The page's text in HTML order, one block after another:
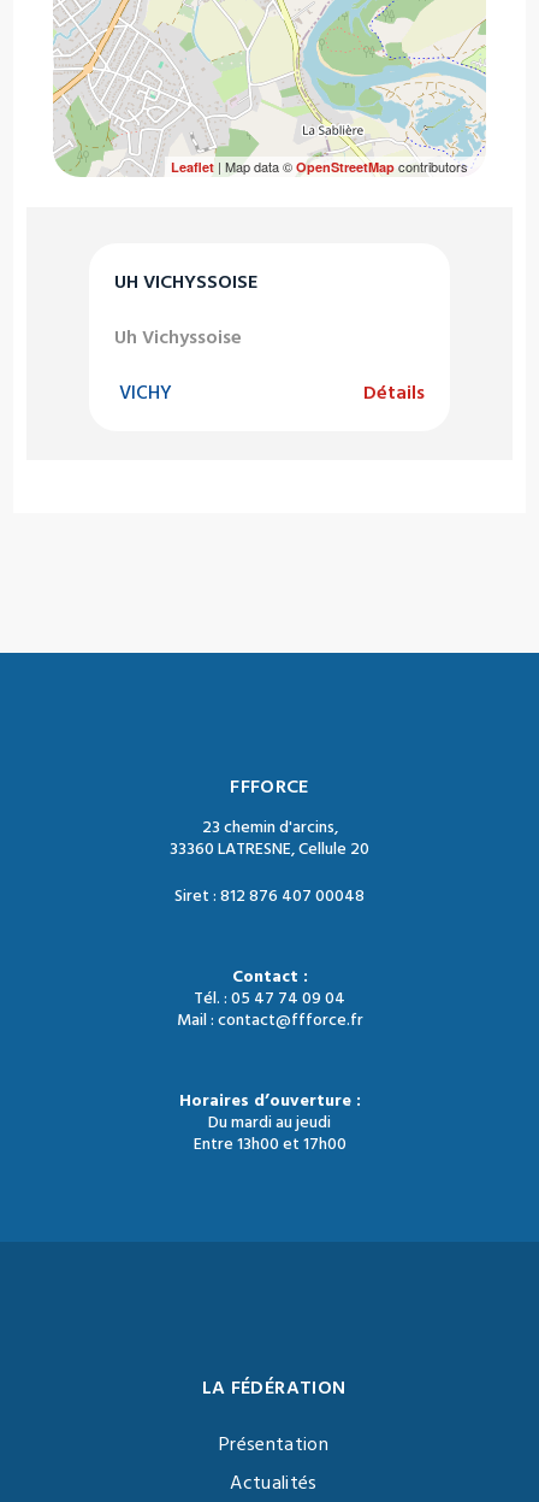
UH VICHYSSOISE
Uh Vichyssoise
VICHY Détails
Leaflet| Map data © OpenStreetMapcontributors
FFFORCE
23 chemin d'arcins,
33360 LATRESNE, Cellule 20
Siret : 812 876 407 00048
Contact :
Tél. : 05 47 74 09 04
Mail : contact@ffforce.fr
Horaires d’ouverture :
Du mardi au jeudi
Entre 13h00 et 17h00
LA FÉDÉRATION
Présentation
Actualités